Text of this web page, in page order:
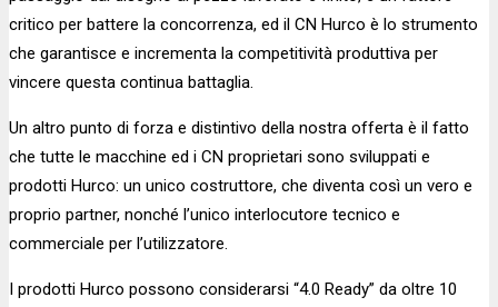
critico per battere la concorrenza, ed il CN Hurco è lo strumento
che garantisce e incrementa la competitività produttiva per
vincere questa continua battaglia.
Un altro punto di forza e distintivo della nostra offerta è il fatto
che tutte le macchine ed i CN proprietari sono sviluppati e
prodotti Hurco: un unico costruttore, che diventa così un vero e
proprio partner, nonché l’unico interlocutore tecnico e
commerciale per l’utilizzatore.
I prodotti Hurco possono considerarsi “4.0 Ready” da oltre 10